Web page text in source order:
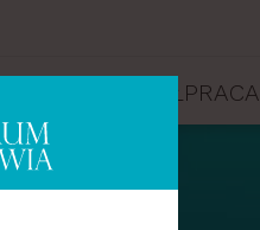
WSPÓŁPRACA